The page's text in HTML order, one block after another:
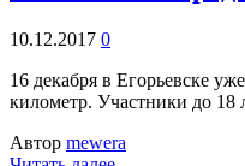
10.12.2017 0
16 декабря в Егорьевске
километр. Участники до 18
Автор mewera